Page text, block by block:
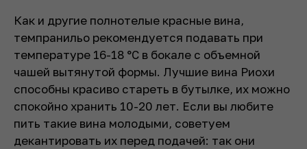
Как и другие полнотелые красные вина,
темпранильо рекомендуется подавать при
температуре 16-18 °С в бокале с объемной
чашей вытянутой формы. Лучшие вина Риохи
способны красиво стареть в бутылке, их можно
спокойно хранить 10-20 лет. Если вы любите
пить такие вина молодыми, советуем
декантировать их перед подачей: так они